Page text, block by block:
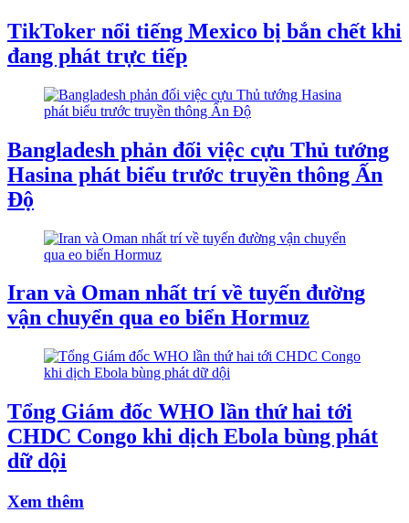
TikToker nổi tiếng Mexico bị bắn chết khi
đang phát trực tiếp
Bangladesh phản đối việc cựu Thủ tướng
Hasina phát biểu trước truyền thông Ấn
Độ
Iran và Oman nhất trí về tuyến đường
vận chuyển qua eo biển Hormuz
Tổng Giám đốc WHO lần thứ hai tới
CHDC Congo khi dịch Ebola bùng phát
dữ dội
Xem thêm